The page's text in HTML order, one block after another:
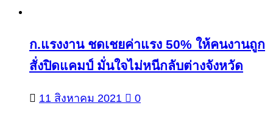
ก.แรงงาน ชดเชยค่าแรง 50% ให้คนงานถูก
สั่งปิดแคมป์ มั่นใจไม่หนีกลับต่างจังหวัด
11 สิงหาคม 2021 0